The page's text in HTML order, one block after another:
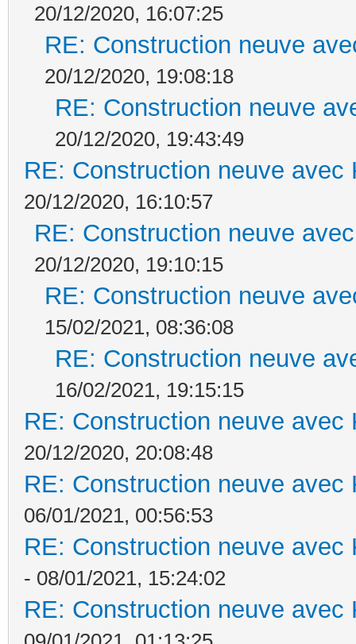
20/12/2020, 16:07:25
RE: Construction neuve
20/12/2020, 19:08:18
RE: Construction neuve
20/12/2020, 19:43:49
RE: Construction neuve avec
20/12/2020, 16:10:57
RE: Construction neuve
20/12/2020, 19:10:15
RE: Construction neuve
15/02/2021, 08:36:08
RE: Construction neuve
16/02/2021, 19:15:15
RE: Construction neuve avec
20/12/2020, 20:08:48
RE: Construction neuve avec
06/01/2021, 00:56:53
RE: Construction neuve avec
- 08/01/2021, 15:24:02
RE: Construction neuve avec